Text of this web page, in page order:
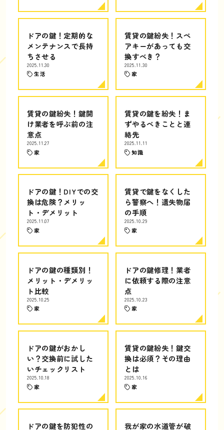
ドアの鍵！定期的な
メンテナンスで長持
ちさせる
2025.11.30
生活
賃貸の鍵紛失！スペ
アキーがあっても交
換すべき？
2025.11.30
家
賃貸の鍵紛失！鍵開
け業者を呼ぶ前の注
意点
2025.11.27
家
賃貸の鍵を紛失！ま
ずやるべきことと連
絡先
2025.11.11
知識
ドアの鍵！DIYでの交
換は危険？メリッ
ト・デメリット
2025.11.07
家
賃貸で鍵をなくした
ら警察へ！遺失物届
の手順
2025.10.29
家
ドアの鍵の種類別！
メリット・デメリッ
ト比較
2025.10.25
家
ドアの鍵修理！業者
に依頼する際の注意
点
2025.10.23
家
ドアの鍵がおかし
い？交換前に試した
いチェックリスト
2025.10.18
家
賃貸の鍵紛失！鍵交
換は必須？その理由
とは
2025.10.16
家
ドアの鍵を防犯性の 我が家の水道管が破